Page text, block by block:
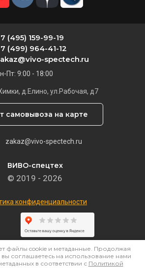
ВИВО-спецтех
© 2019 - 2026
конфиденциальности
(495) 159-99-19
(499) 964-41-12
spectech.ru
Пт: 9:00 - 18:00
д.Елино, ул.Рабочая, д7
самовывоза на карте
zakaz@vivo-spectech.ru
файлы cookie и метаданные. Продолжая
вы соглашаетесь на использование нами
в соответствии с Политикой